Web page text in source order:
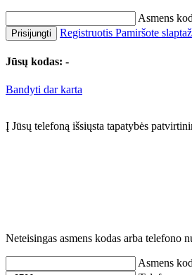
Asmens
Prisijungti Registruotis Pamiršote
Jūsų kodas: -
Bandyti dar karta
Į Jūsų telefoną išsiųsta tapatybės
Neteisingas asmens kodas arba telefono
Asmens